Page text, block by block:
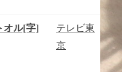
ル[字]
テレビ東
京